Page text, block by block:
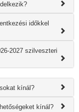
időkkel
2027 szilveszteri
kínál?
kínál?